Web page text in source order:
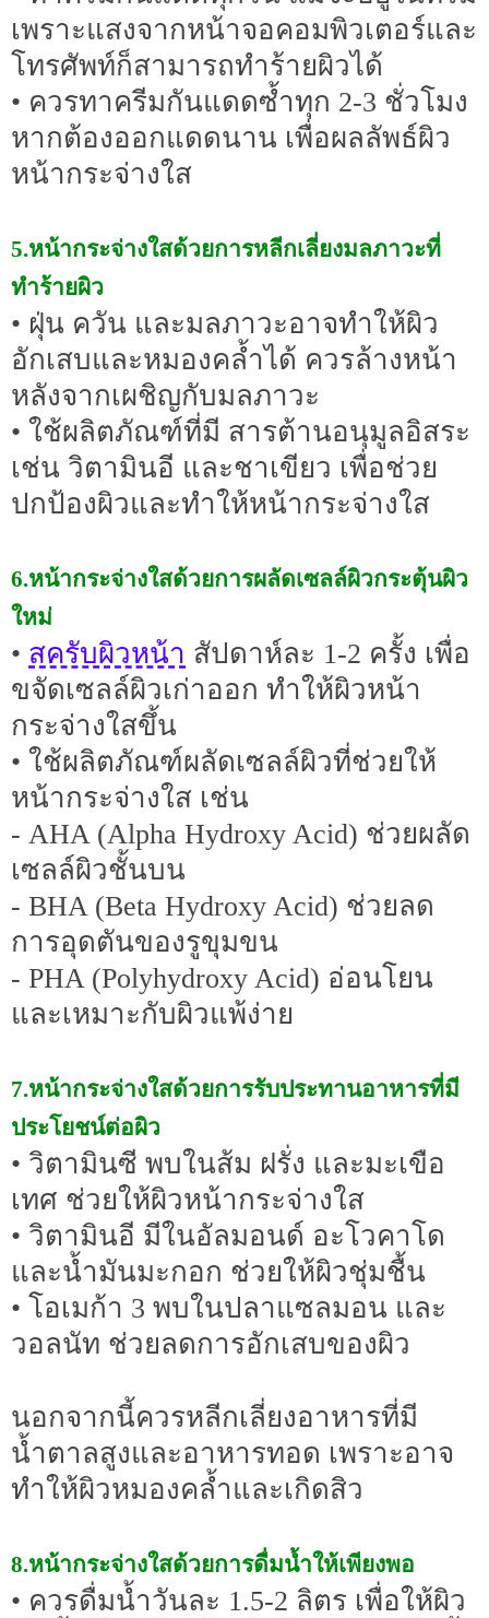
เพราะแสงจากหน้าจอคอมพิวเตอร์และ
โทรศัพท์ก็สามารถทำร้ายผิวได้
• ควรทาครีมกันแดดซ้ำทุก 2-3 ชั่วโมง
หากต้องออกแดดนาน เพื่อผลลัพธ์ผิว
หน้ากระจ่างใส
5.หน้ากระจ่างใสด้วยการหลีกเลี่ยงมลภาวะที่
ทำร้ายผิว
• ฝุ่น ควัน และมลภาวะอาจทำให้ผิว
อักเสบและหมองคล้ำได้ ควรล้างหน้า
หลังจากเผชิญกับมลภาวะ
• ใช้ผลิตภัณฑ์ที่มี สารต้านอนุมูลอิสระ
เช่น วิตามินอี และชาเขียว เพื่อช่วย
ปกป้องผิวและทำให้หน้ากระจ่างใส
6.หน้ากระจ่างใสด้วยการผลัดเซลล์ผิวกระตุ้นผิว
ใหม่
• สครับผิวหน้า สัปดาห์ละ 1-2 ครั้ง เพื่อ
ขจัดเซลล์ผิวเก่าออก ทำให้ผิวหน้า
กระจ่างใสขึ้น
• ใช้ผลิตภัณฑ์ผลัดเซลล์ผิวที่ช่วยให้
หน้ากระจ่างใส เช่น
- AHA (Alpha Hydroxy Acid) ช่วยผลัด
เซลล์ผิวชั้นบน
- BHA (Beta Hydroxy Acid) ช่วยลด
การอุดตันของรูขุมขน
- PHA (Polyhydroxy Acid) อ่อนโยน
และเหมาะกับผิวแพ้ง่าย
7.หน้ากระจ่างใสด้วยการรับประทานอาหารที่มี
ประโยชน์ต่อผิว
• วิตามินซี พบในส้ม ฝรั่ง และมะเขือ
เทศ ช่วยให้ผิวหน้ากระจ่างใส
• วิตามินอี มีในอัลมอนด์ อะโวคาโด
และน้ำมันมะกอก ช่วยให้ผิวชุ่มชื้น
• โอเมก้า 3 พบในปลาแซลมอน และ
วอลนัท ช่วยลดการอักเสบของผิว
นอกจากนี้ควรหลีกเลี่ยงอาหารที่มี
น้ำตาลสูงและอาหารทอด เพราะอาจ
ทำให้ผิวหมองคล้ำและเกิดสิว
8.หน้ากระจ่างใสด้วยการดื่มน้ำให้เพียงพอ
• ควรดื่มน้ำวันละ 1.5-2 ลิตร เพื่อให้ผิว